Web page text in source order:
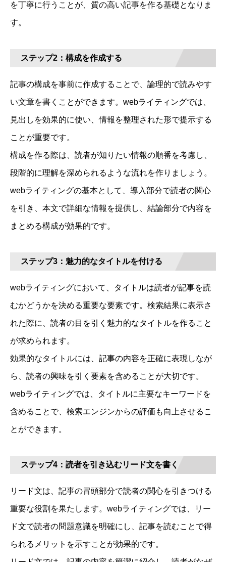
を丁寧に行うことが、質の高い記事を作る基礎となりま
す。
ステップ2：構成を作成する
記事の構成を事前に作成することで、論理的で読みやす
い文章を書くことができます。webライティングでは、
見出しを効果的に使い、情報を整理された形で提示する
ことが重要です。
構成を作る際は、読者が知りたい情報の順番を考慮し、
段階的に理解を深められるような流れを作りましょう。
webライティングの基本として、導入部分で読者の関心
を引き、本文で詳細な情報を提供し、結論部分で内容を
まとめる構成が効果的です。
ステップ3：魅力的なタイトルを付ける
webライティングにおいて、タイトルは読者が記事を読
むかどうかを決める重要な要素です。検索結果に表示さ
れた際に、読者の目を引く魅力的なタイトルを作ること
が求められます。
効果的なタイトルには、記事の内容を正確に表現しなが
ら、読者の興味を引く要素を含めることが大切です。
webライティングでは、タイトルに主要なキーワードを
含めることで、検索エンジンからの評価も向上させるこ
とができます。
ステップ4：読者を引き込むリード文を書く
リード文は、記事の冒頭部分で読者の関心を引きつける
重要な役割を果たします。webライティングでは、リー
ド文で読者の問題意識を明確にし、記事を読むことで得
られるメリットを示すことが効果的です。